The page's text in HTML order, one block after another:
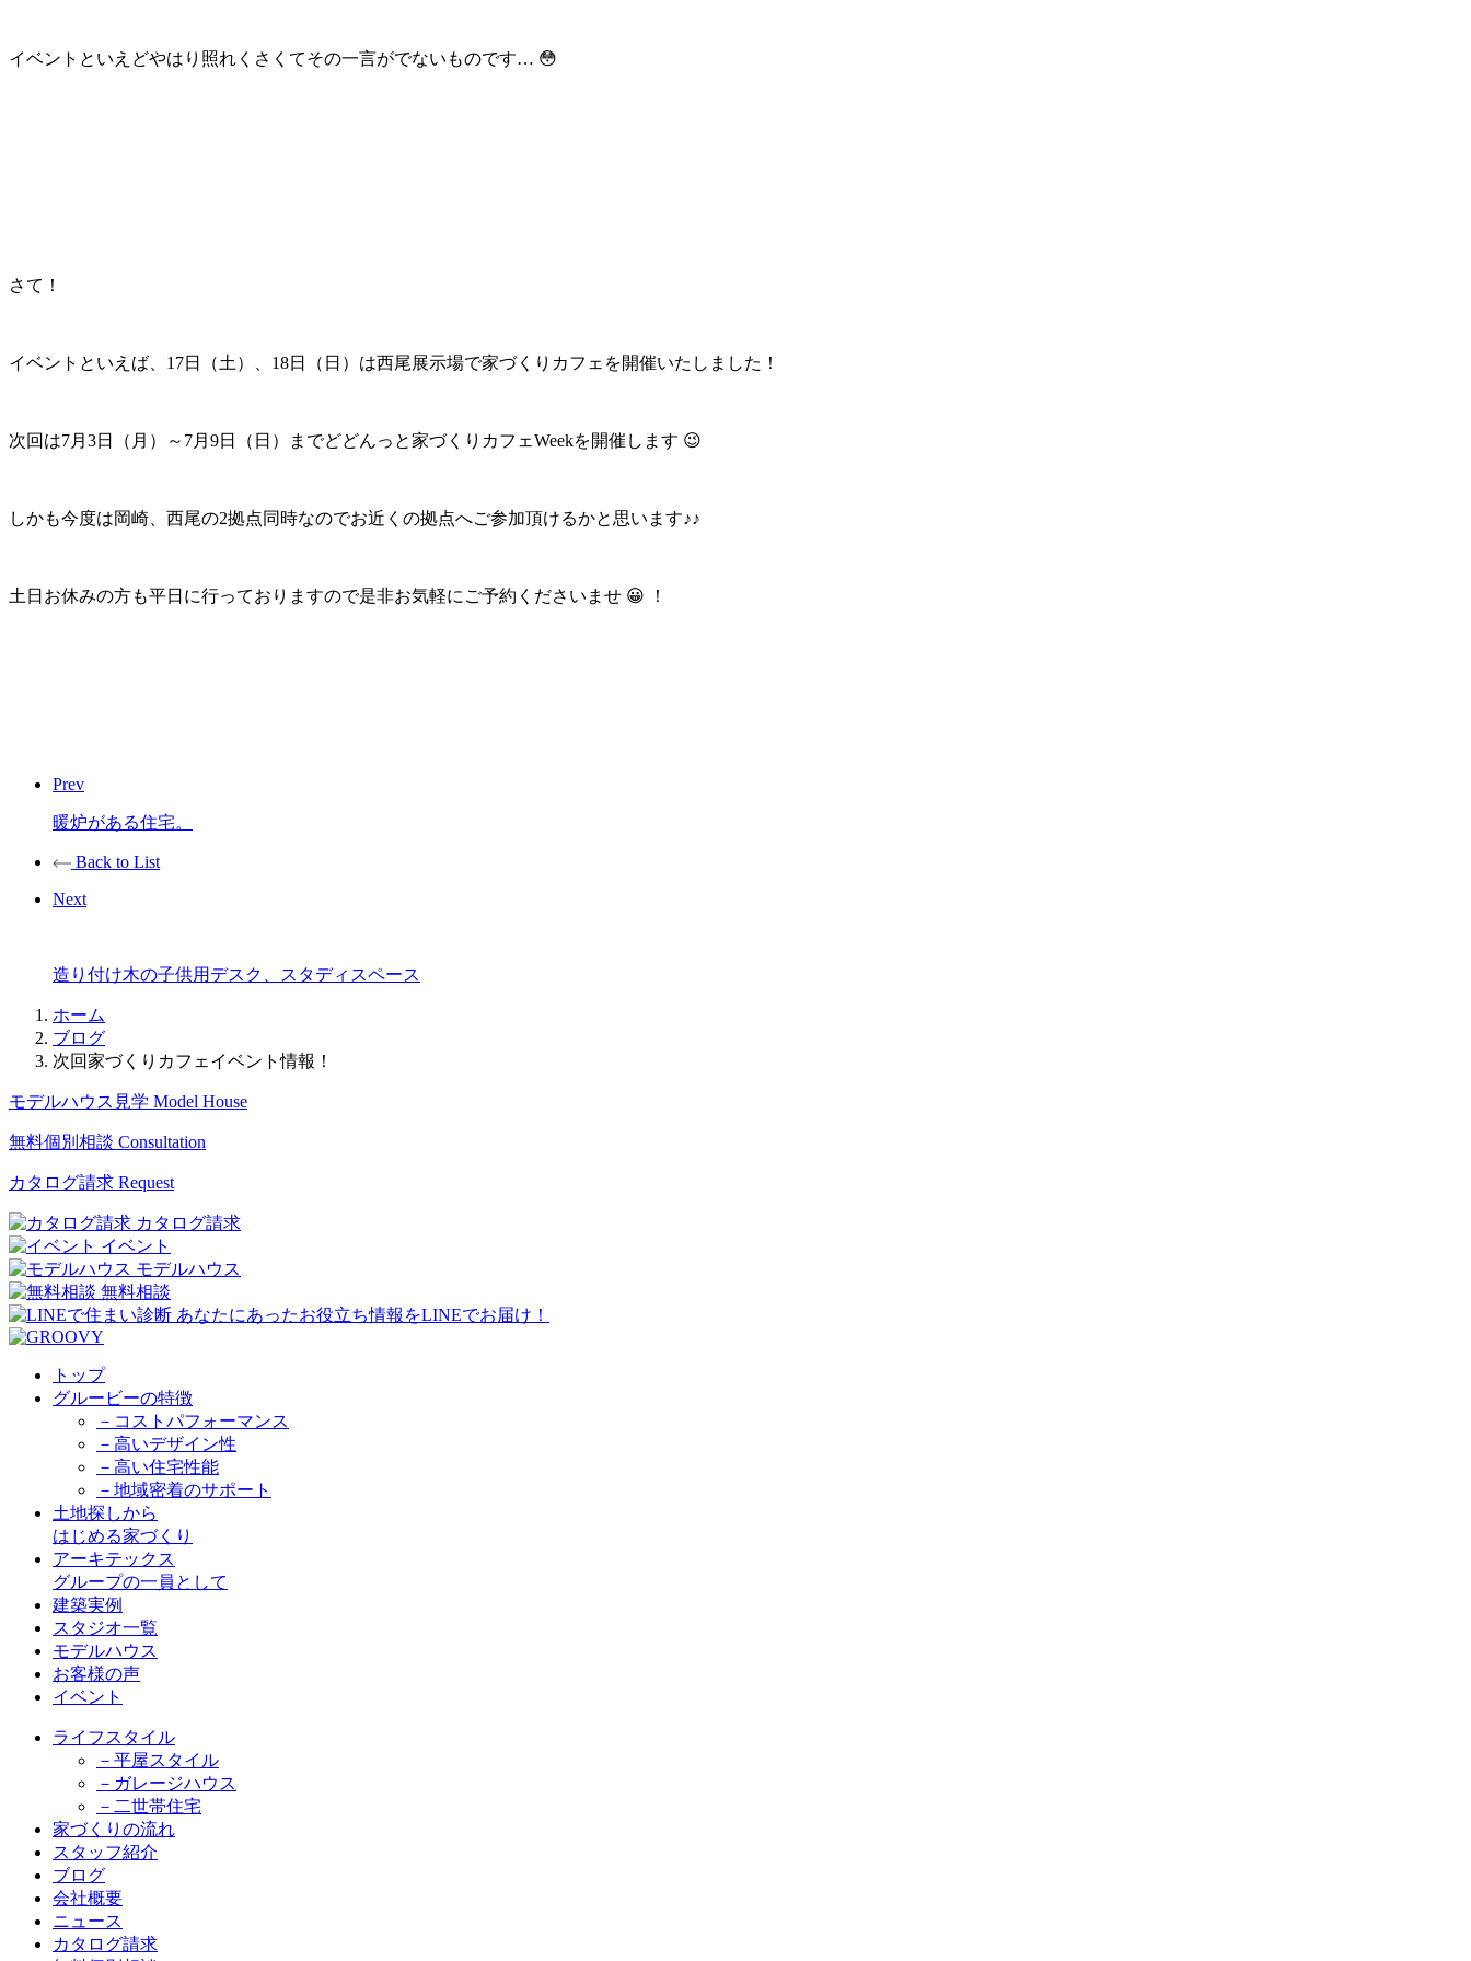
イベントといえどやはり照れくさくてその一言がでないものです… 😳
さて！
イベントといえば、17日（土）、18日（日）は西尾展示場で家づくりカフェを開催いたしました！
次回は7月3日（月）～7月9日（日）までどどんっと家づくりカフェWeekを開催します 😉
しかも今度は岡崎、西尾の2拠点同時なのでお近くの拠点へご参加頂けるかと思います♪♪
土日お休みの方も平日に行っておりますので是非お気軽にご予約くださいませ 😀 ！
Prev
暖炉がある住宅。
Back to List
Next
造り付け木の子供用デスク、スタディスペース
ホーム
ブログ
次回家づくりカフェイベント情報！
モデルハウス見学 Model House
無料個別相談 Consultation
カタログ請求 Request
カタログ請求
イベント
モデルハウス
無料相談
トップ
グルービーの特徴
－コストパフォーマンス
－高いデザイン性
－高い住宅性能
－地域密着のサポート
土地探しから
はじめる家づくり
アーキテックス
グループの一員として
建築実例
スタジオ一覧
モデルハウス
お客様の声
イベント
ライフスタイル
－平屋スタイル
－ガレージハウス
－二世帯住宅
家づくりの流れ
スタッフ紹介
ブログ
会社概要
ニュース
カタログ請求